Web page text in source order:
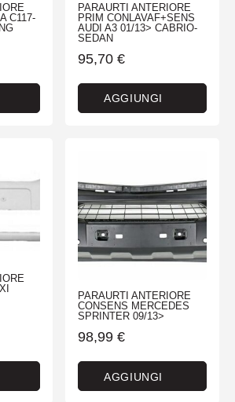
C117-
PARAURTI ANTERIORE
PRIM CONLAVAF+SENS
AUDI A3 01/13> CABRIO-
SEDAN
95,70 €
AGGIUNGI
PARAURTI ANTERIORE
CONSENS MERCEDES
SPRINTER 09/13>
98,99 €
AGGIUNGI